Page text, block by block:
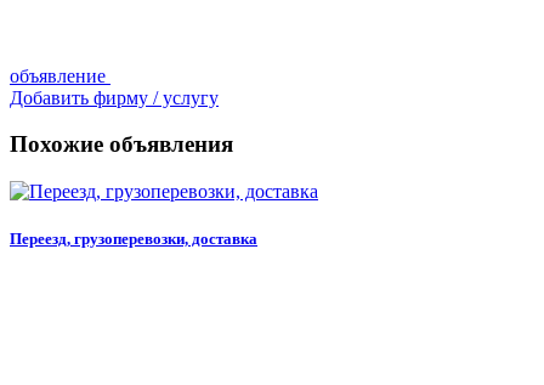
объявление
Добавить фирму / услугу
Похожие объявления
Переезд, грузоперевозки, доставка